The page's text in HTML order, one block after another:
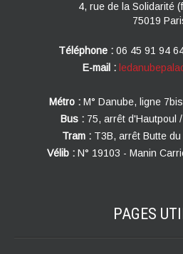
4, rue de la Solidarité
75019
Téléphone : 06 45 91 94
E-mail :
Métro : M° Danube, ligne
Bus : 75, arrêt d'Hautpoul
Tram : T3B, arrêt Butte
Vélib : N° 19103 - Manin
PAGES